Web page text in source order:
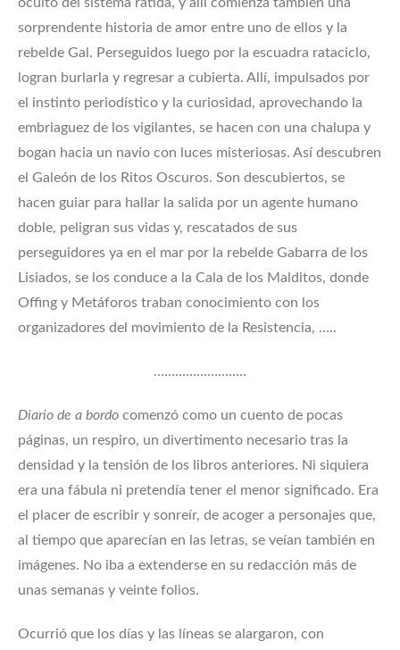
oculto del sistema rátida, y allí comienza también una
sorprendente historia de amor entre uno de ellos y la
rebelde Gal. Perseguidos luego por la escuadra rataciclo,
logran burlarla y regresar a cubierta. Allí, impulsados por
el instinto periodístico y la curiosidad, aprovechando la
embriaguez de los vigilantes, se hacen con una chalupa y
bogan hacia un navío con luces misteriosas. Así descubren
el Galeón de los Ritos Oscuros. Son descubiertos, se
hacen guiar para hallar la salida por un agente humano
doble, peligran sus vidas y, rescatados de sus
perseguidores ya en el mar por la rebelde Gabarra de los
Lisiados, se los conduce a la Cala de los Malditos, donde
Offing y Metáforos traban conocimiento con los
organizadores del movimiento de la Resistencia, …..
……………………..
Diario de a bordo comenzó como un cuento de pocas
páginas, un respiro, un divertimento necesario tras la
densidad y la tensión de los libros anteriores. Ni siquiera
era una fábula ni pretendía tener el menor significado. Era
el placer de escribir y sonreír, de acoger a personajes que,
al tiempo que aparecían en las letras, se veían también en
imágenes. No iba a extenderse en su redacción más de
unas semanas y veinte folios.
Ocurrió que los días y las líneas se alargaron, con